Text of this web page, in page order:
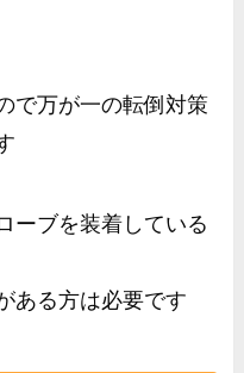
で万が一の転倒対策
ーブを装着している
ある方は必要です